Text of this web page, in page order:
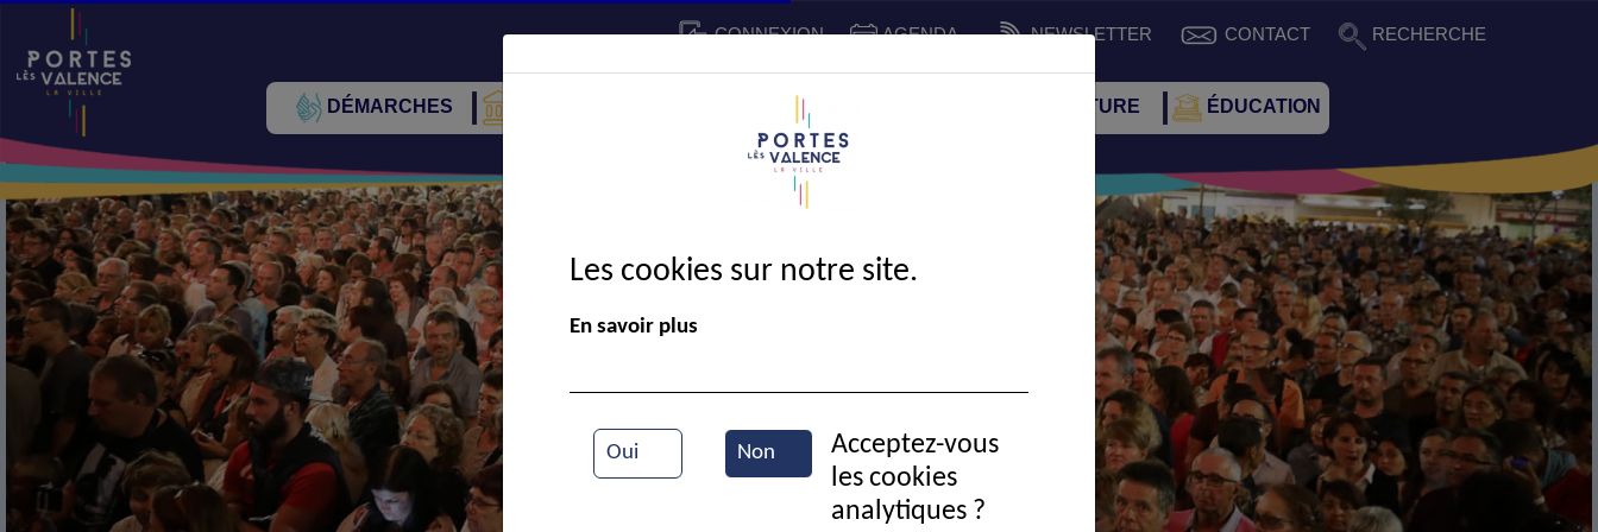
CONNEXION AGENDA NEWSLETTER CONTACT RECHERCHE
DÉMARCHES CADRE DE VIE SPORT ET CULTURE ÉDUCATION
Portes en fête
Les cookies sur notre site.
En savoir plus
Oui Non
Acceptez-vous
les cookies
analytiques ?